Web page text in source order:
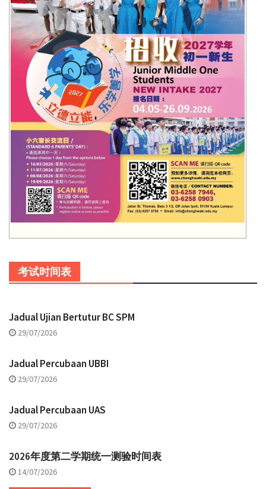
考试时间表
Jadual Ujian Bertutur BC SPM
29/07/2026
Jadual Percubaan UBBI
29/07/2026
Jadual Percubaan UAS
29/07/2026
2026年度第二学期统一测验时间表
14/07/2026